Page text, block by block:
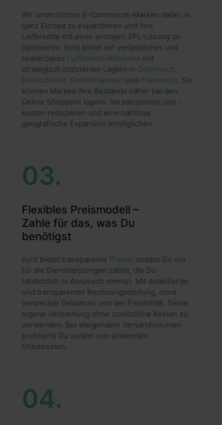
Wir unterstützen E-Commerce-Marken dabei, in
ganz Europa zu expandieren und ihre
Lieferkette mit einer einzigen 3PL-Lösung zu
optimieren. byrd bietet ein verlässliches und
skalierbares Fulfillment-Netzwerk mit
strategisch platzierten Lagern in Österreich
Deutschland Großbritannien und Frankreich. So
können Marken ihre Bestände näher bei den
Online Shoppern lagern, Versandzeiten und -
kosten reduzieren und eine nahtlose
geografische Expansion ermöglichen.
03.
Flexibles Preismodell –
Zahle für das, was Du
benötigst
byrd bietet transparente Preise , sodass Du nur
für die Dienstleistungen zahlst, die Du
tatsächlich in Anspruch nimmst. Mit detaillierter
und transparenter Rechnungsstellung, ohne
versteckte Gebühren und der Flexibilität, Deine
eigene Verpackung ohne zusätzliche Kosten zu
verwenden. Bei steigendem Versandvolumen
profitierst Du zudem von sinkenden
Stückkosten.
04.